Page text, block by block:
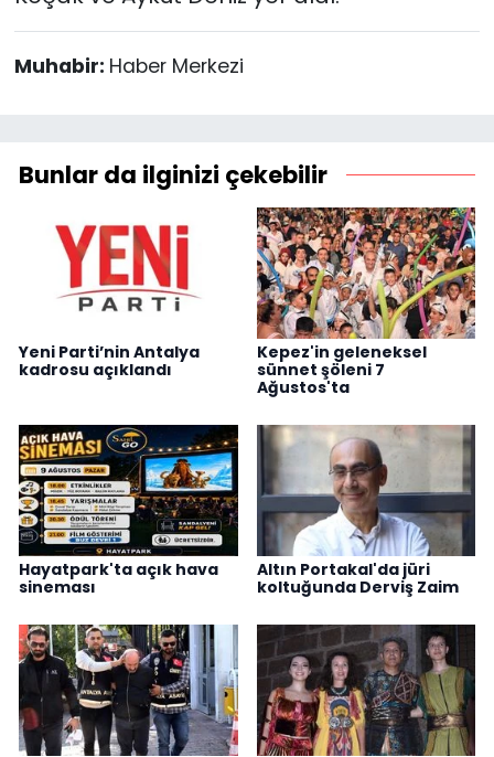
Muhabir: Haber Merkezi
Bunlar da ilginizi çekebilir
Yeni Parti’nin Antalya
kadrosu açıklandı
Kepez'in geleneksel
sünnet şöleni 7
Ağustos'ta
Hayatpark'ta açık hava
sineması
Altın Portakal'da jüri
koltuğunda Derviş Zaim